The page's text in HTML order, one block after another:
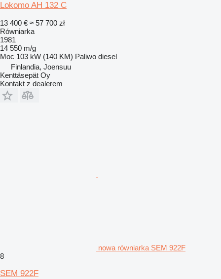
Lokomo AH 132 C
13 400 € ≈ 57 700 zł
Równiarka
1981
14 550 m/g
Moc 103 kW (140 KM) Paliwo diesel
Finlandia, Joensuu
Kenttäsepät Oy
Kontakt z dealerem
nowa równiarka SEM 922F
8
SEM 922F